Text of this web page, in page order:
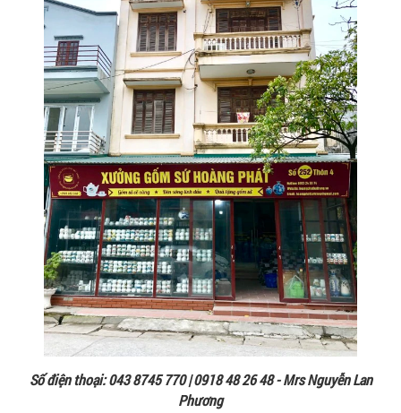
Số điện thoại: 043 8745 770 | 0918 48 26 48 - Mrs Nguyễn Lan
Phương